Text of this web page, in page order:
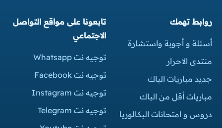
روابط تهمك
أسئلة و أجوبة واستشارة
منتدى الاحرار
جديد مباريات الباك
مباريات أقل من الباك
دروس و امتحانات البكالوريا
تابعونا على مواقع التواصل
الاجتماعي
توجيه نت Whatsapp
توجيه نت Facebook
توجيه نت Instagram
توجيه نت Telegram